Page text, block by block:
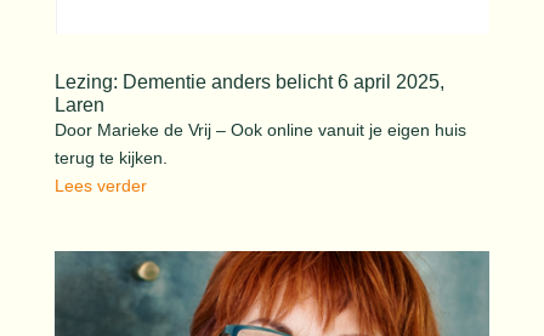
Lezing: Dementie anders belicht 6 april 2025,
Laren
Door Marieke de Vrij – Ook online vanuit je eigen huis
terug te kijken.
Lees verder